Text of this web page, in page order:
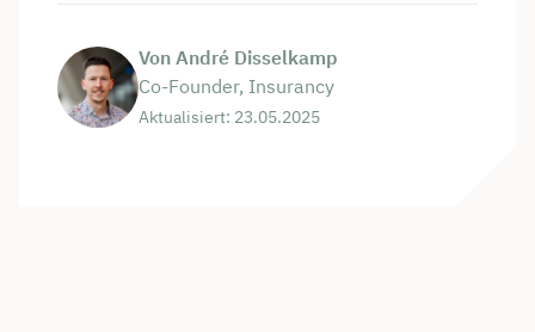
Von André Disselkamp
Co-Founder, Insurancy
Aktualisiert: 23.05.2025